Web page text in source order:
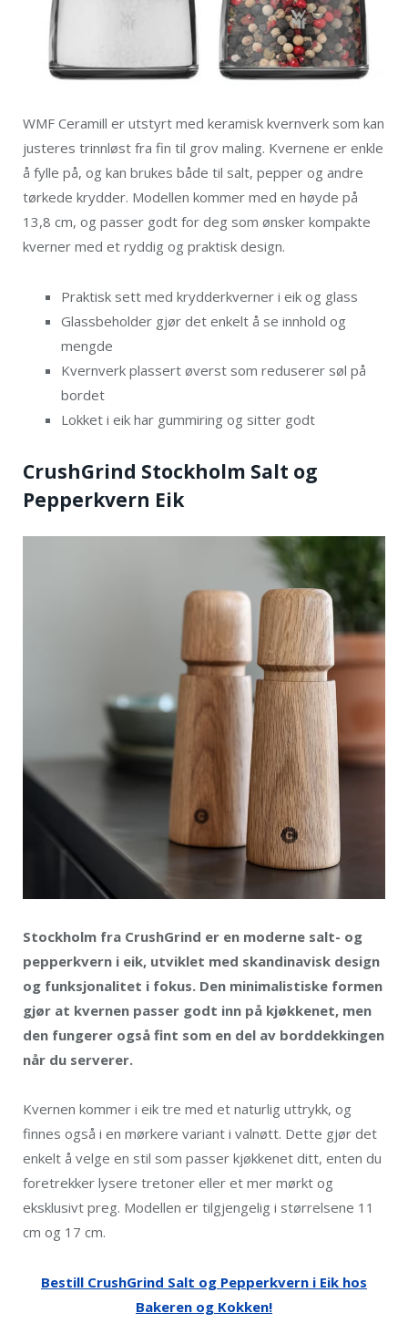
WMF Ceramill er utstyrt med keramisk kvernverk som kan
justeres trinnløst fra fin til grov maling. Kvernene er enkle
å fylle på, og kan brukes både til salt, pepper og andre
tørkede krydder. Modellen kommer med en høyde på
13,8 cm, og passer godt for deg som ønsker kompakte
kverner med et ryddig og praktisk design.
Praktisk sett med krydderkverner i eik og glass
Glassbeholder gjør det enkelt å se innhold og
mengde
Kvernverk plassert øverst som reduserer søl på
bordet
Lokket i eik har gummiring og sitter godt
CrushGrind Stockholm Salt og
Pepperkvern Eik
Stockholm fra CrushGrind er en moderne salt- og
pepperkvern i eik, utviklet med skandinavisk design
og funksjonalitet i fokus. Den minimalistiske formen
gjør at kvernen passer godt inn på kjøkkenet, men
den fungerer også fint som en del av borddekkingen
når du serverer.
Kvernen kommer i eik tre med et naturlig uttrykk, og
finnes også i en mørkere variant i valnøtt. Dette gjør det
enkelt å velge en stil som passer kjøkkenet ditt, enten du
foretrekker lysere tretoner eller et mer mørkt og
eksklusivt preg. Modellen er tilgjengelig i størrelsene 11
cm og 17 cm.
Bestill CrushGrind Salt og Pepperkvern i Eik hos
Bakeren og Kokken!